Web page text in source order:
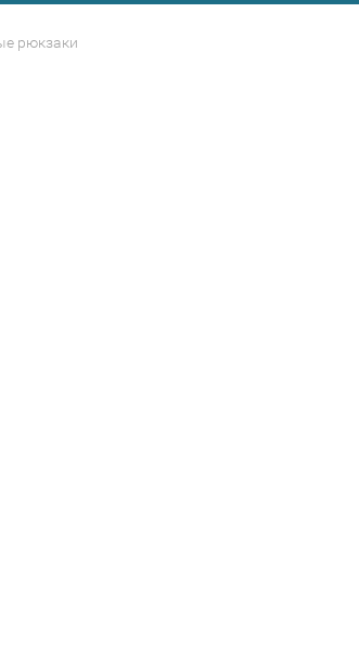
рюкзаки